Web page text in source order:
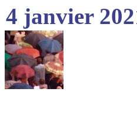
4 janvier